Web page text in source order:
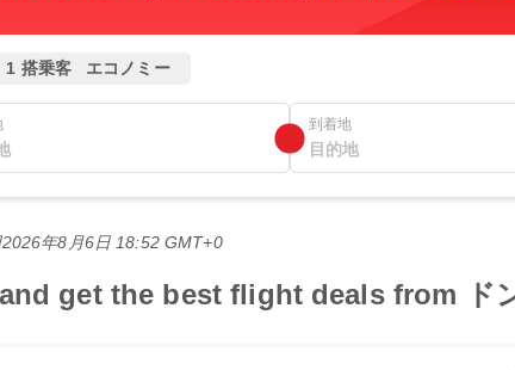
1 搭乗客 エコノミー
到着地
2026年8月6日 18:52 GMT+0
get the best flight deals from ド